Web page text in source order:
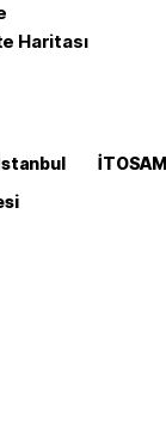
Haritası
İTOSAM